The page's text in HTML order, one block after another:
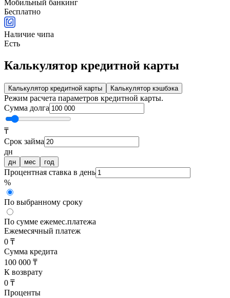
Мобильный банкинг
Бесплатно
Наличие чипа
Есть
Калькулятор кредитной карты
Калькулятор кредитной карты Калькулятор кэшбэка
Режим расчета параметров кредитной карты.
Сумма долга
₸
Срок займа
дн
дн мес год
Процентная ставка в день
%
По выбранному сроку
По сумме ежемес.платежа
Ежемесячный платеж
0 ₸
Сумма кредита
100 000 ₸
К возврату
0 ₸
Проценты